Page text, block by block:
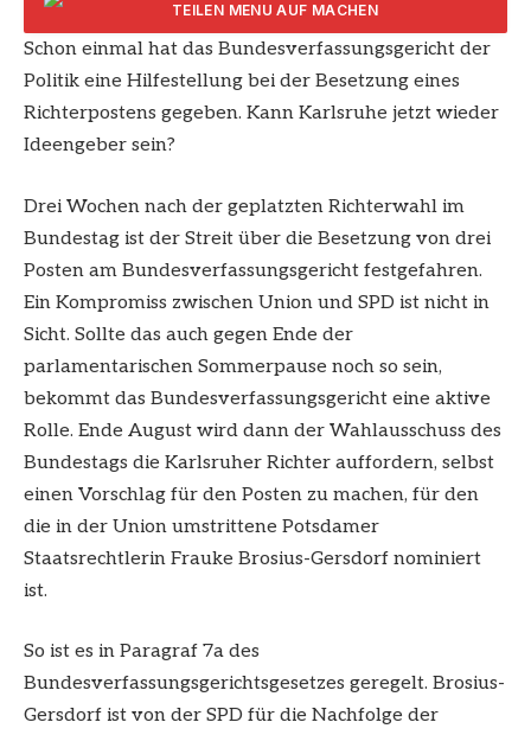
ARTIKEL TEILEN
Schon einmal hat das Bundesverfassungsgericht der
Politik eine Hilfestellung bei der Besetzung eines
Richterpostens gegeben. Kann Karlsruhe jetzt wieder
Ideengeber sein?
Drei Wochen nach der geplatzten Richterwahl im
Bundestag ist der Streit über die Besetzung von drei
Posten am Bundesverfassungsgericht festgefahren.
Ein Kompromiss zwischen Union und SPD ist nicht in
Sicht. Sollte das auch gegen Ende der
parlamentarischen Sommerpause noch so sein,
bekommt das Bundesverfassungsgericht eine aktive
Rolle. Ende August wird dann der Wahlausschuss des
Bundestags die Karlsruher Richter auffordern, selbst
einen Vorschlag für den Posten zu machen, für den
die in der Union umstrittene Potsdamer
Staatsrechtlerin Frauke Brosius-Gersdorf nominiert
ist.
So ist es in Paragraf 7a des
Bundesverfassungsgerichtsgesetzes geregelt. Brosius-
Gersdorf ist von der SPD für die Nachfolge der